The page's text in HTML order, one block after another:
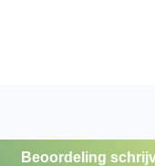
Beoordeling